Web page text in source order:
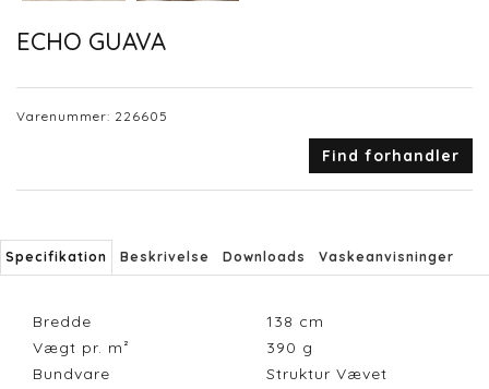
ECHO GUAVA
Varenummer: 226605
Find forhandler
Specifikation Beskrivelse Downloads Vaskeanvisninger
Bredde 138 cm
Vægt pr. m²
390 g
Bundvare
Struktur Vævet